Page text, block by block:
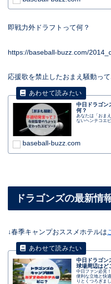
即戦力外ドラフトって何？
https://baseball-buzz.com/
応援歌を禁止したおまえ騒動って
中日ドラゴン
何？
あなたは「おま
ないヘンテコエ
baseball-buzz.com
ドラゴンズの最新情
↓春季キャンプおススメホテルは
中日ドラゴン
球場周辺はど
中日ファン必見
便利な立地と快
りとくつろぎま